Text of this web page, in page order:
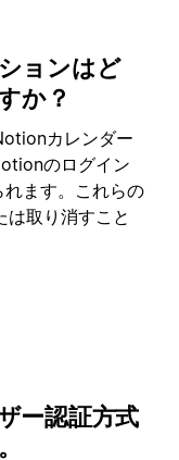
ョンはど
か？
カレンダー
のログイン
ます。これらの
取り消すこと
ー認証方式